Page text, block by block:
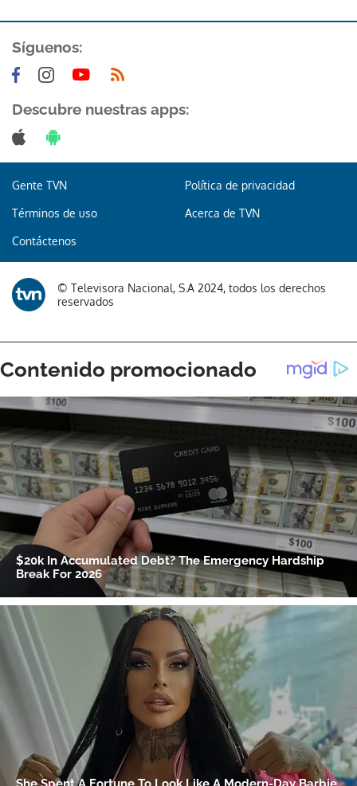
Síguenos:
Descubre nuestras apps:
Gente TVN Política de privacidad
Términos de uso Acerca de TVN
Contáctenos
© Televisora Nacional, S.A 2024, todos los derechos
reservados